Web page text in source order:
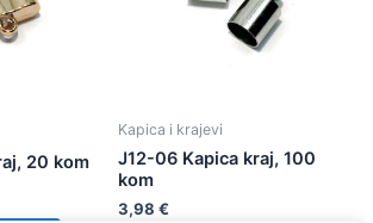
20 kom
Kapica i krajevi
J12-06 Kapica kraj, 100
kom
3,98 €